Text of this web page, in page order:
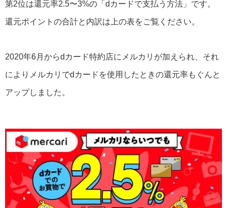
第2位は還元率2.5〜3%の「dカードで支払う方法」です。
還元ポイントの合計と内訳は上の表をご覧ください。
2020年6月からdカード特約店にメルカリが加えられ、それ
によりメルカリでdカードを使用したときの還元率もぐんと
アップしました。